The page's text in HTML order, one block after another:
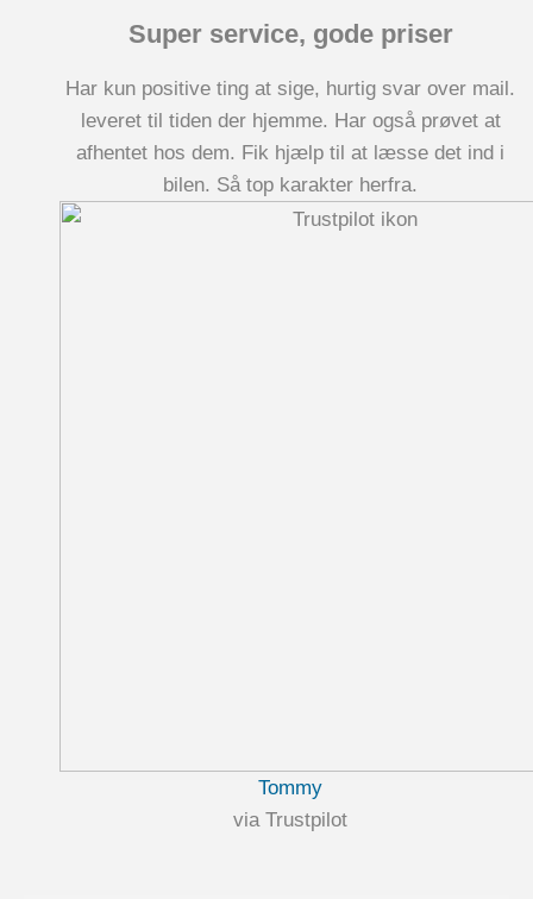
Super service, gode priser
Har kun positive ting at sige, hurtig svar over mail.
leveret til tiden der hjemme. Har også prøvet at
afhentet hos dem. Fik hjælp til at læsse det ind i
bilen. Så top karakter herfra.
Tommy
via Trustpilot